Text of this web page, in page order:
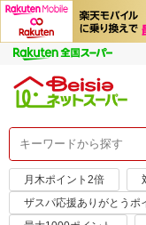
月木ポイント2倍
ザスパ応援ありがとうポ